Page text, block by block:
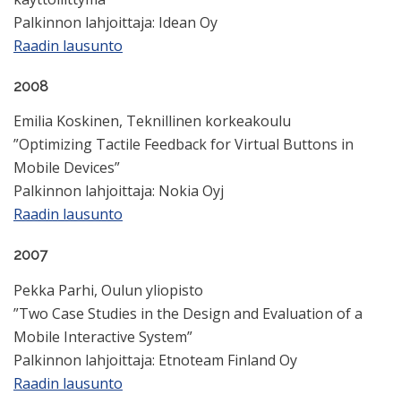
Palkinnon lahjoittaja: Idean Oy
Raadin lausunto
2008
Emilia Koskinen, Teknillinen korkeakoulu
”Optimizing Tactile Feedback for Virtual Buttons in
Mobile Devices”
Palkinnon lahjoittaja: Nokia Oyj
Raadin lausunto
2007
Pekka Parhi, Oulun yliopisto
”Two Case Studies in the Design and Evaluation of a
Mobile Interactive System”
Palkinnon lahjoittaja: Etnoteam Finland Oy
Raadin lausunto